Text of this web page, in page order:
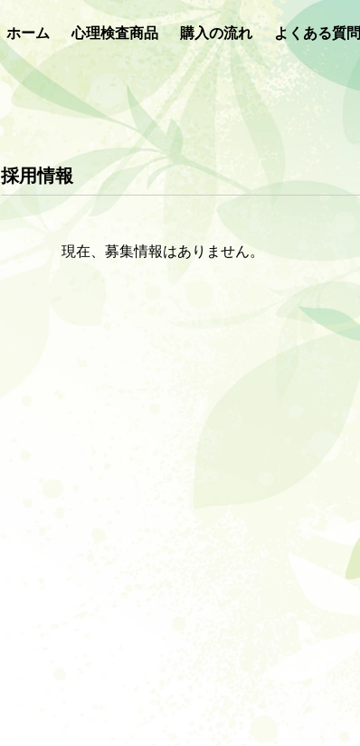
ホーム 心理検査商品 購入の流れ よくある質問
採用情報
現在、募集情報はありません。